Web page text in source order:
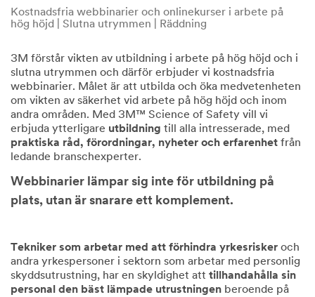
Kostnadsfria webbinarier och onlinekurser i arbete på
hög höjd | Slutna utrymmen | Räddning
3M förstår vikten av utbildning i arbete på hög höjd och i
slutna utrymmen och därför erbjuder vi kostnadsfria
webbinarier. Målet är att utbilda och öka medvetenheten
om vikten av säkerhet vid arbete på hög höjd och inom
andra områden. Med 3M™ Science of Safety vill vi
erbjuda ytterligare utbildning till alla intresserade, med
praktiska råd, förordningar, nyheter och erfarenhet från
ledande branschexperter.
Webbinarier lämpar sig inte för utbildning på
plats, utan är snarare ett komplement.
Tekniker som arbetar med att förhindra yrkesrisker och
andra yrkespersoner i sektorn som arbetar med personlig
skyddsutrustning, har en skyldighet att tillhandahålla sin
personal den bäst lämpade utrustningen beroende på